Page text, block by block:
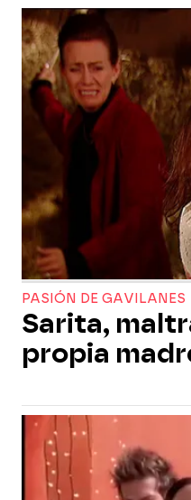
PASIÓN DE GAVILANES
Sarita,
propia